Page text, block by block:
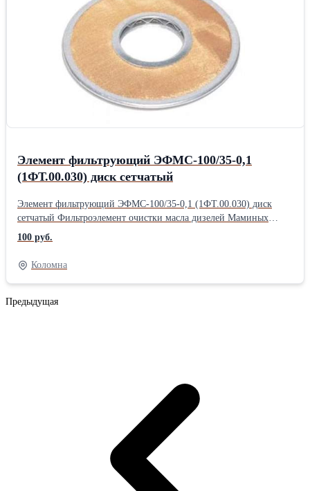
Элемент фильтрующий ЭФМС-100/35-0,1
(1ФТ.00.030) диск сетчатый
Элемент фильтрующий ЭФМС-100/35-0,1 (1ФТ.00.030) диск
сетчатый Фильтроэлемент очистки масла дизелей Маминых
21/21; Первомайский 25/34 Пензадизель-26/26, 31,8/33;
Коломна-26/26, 30/38, 23/30; Русдизель 30/50, 40/46, 23/2х30;
РУМО 23/30, 36/45, .ТГМ8, ТГМ12, ТЭМ-2М, ТЭП70, М62,
2ТЭ116 Габариты: 100х36х7 Аналоги элемента фильтрующего
ЭФМС-100/35-0,1: 1ФТ00.030 диск 02.843.40.20 Эф.000-01
Р-100-01 ТЭП60.10.28.045
100 руб.
Коломна
Предыдущая